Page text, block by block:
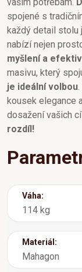
spojené s
každý detail stolu
nabízí nejen
myšlení a
masivu, který
je ideální volbou
kousek elegance
dosažení vašich
rozdíl!
Váha:
114 kg
Materiál:
Mahagon